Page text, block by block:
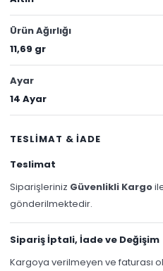
Ürün Ağırlığı
11,69 gr
Ayar
14 Ayar
TESLİMAT & İADE
Teslimat
Siparişleriniz Güvenlikli Kargo
gönderilmektedir.
Sipariş İptali, İade ve Değişim
Kargoya verilmeyen ve faturası